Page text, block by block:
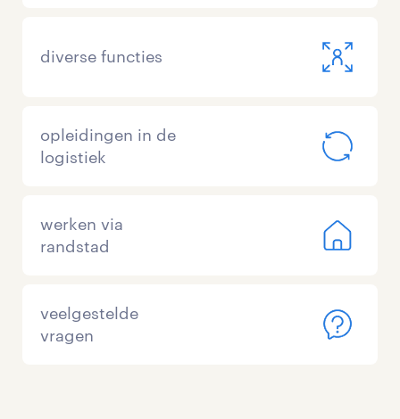
diverse functies
opleidingen in de
logistiek
werken via
randstad
veelgestelde
vragen